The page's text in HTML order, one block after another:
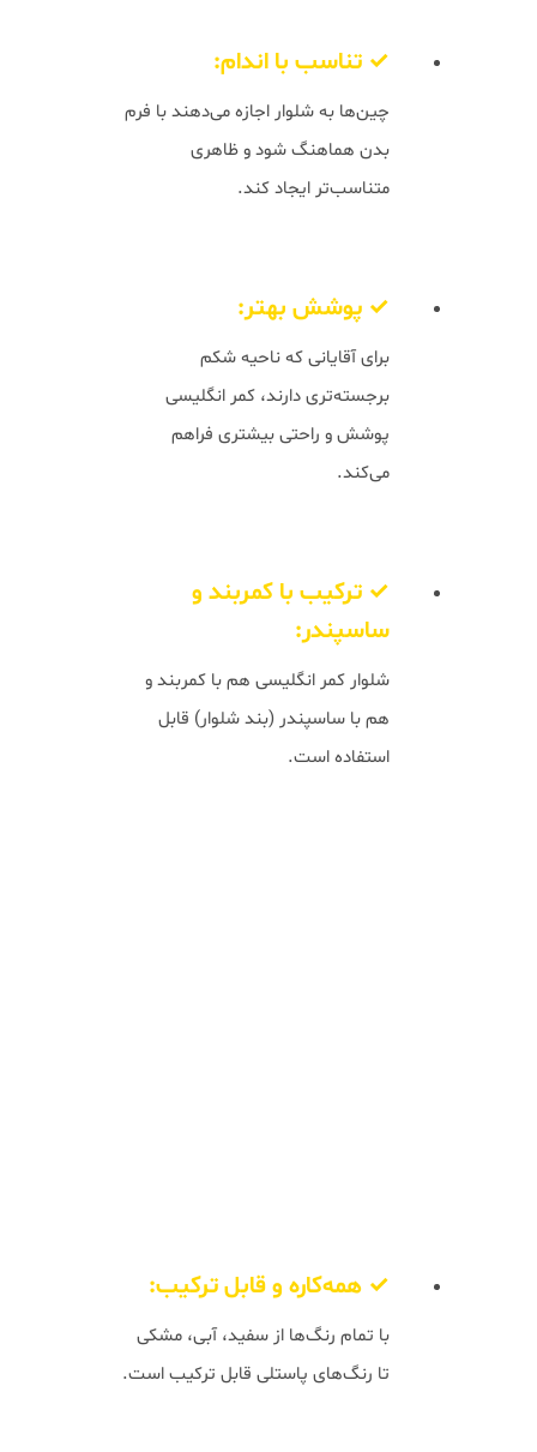
✓ تناسب با اندام:
چین‌ها به شلوار اجازه می‌دهند با فرم
بدن هماهنگ شود و ظاهری
متناسب‌تر ایجاد کند.
✓ پوشش بهتر:
برای آقایانی که ناحیه شکم
برجسته‌تری دارند، کمر انگلیسی
پوشش و راحتی بیشتری فراهم
می‌کند.
✓ ترکیب با کمربند و
ساسپندر:
شلوار کمر انگلیسی هم با کمربند و
هم با ساسپندر (بند شلوار) قابل
استفاده است.
✓ همه‌کاره و قابل ترکیب:
با تمام رنگ‌ها از سفید، آبی، مشکی
تا رنگ‌های پاستلی قابل ترکیب است.